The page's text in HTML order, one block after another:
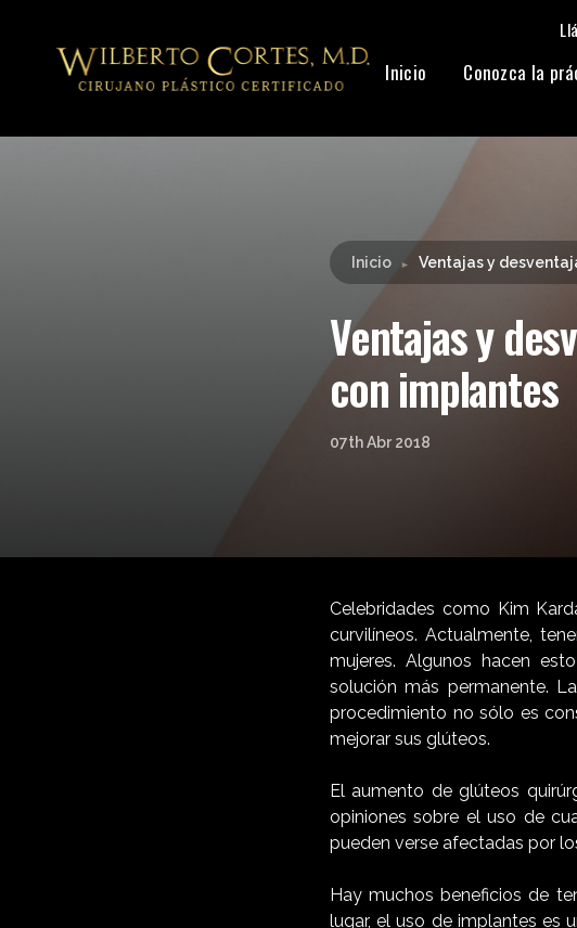
Inicio Conozca la
Ventajas y desventajas del aumento de glúteos
Inicio ► Ventajas y
Ventajas y
con implantes
07th Abr 2018
Celebridades como Kim
curvilíneos. Actualmente,
mujeres. Algunos hacen
solución más permanente.
procedimiento no sólo es
mejorar sus glúteos.
El aumento de glúteos
opiniones sobre el uso de
pueden verse afectadas por
Hay muchos beneficios de
lugar, el uso de implantes es